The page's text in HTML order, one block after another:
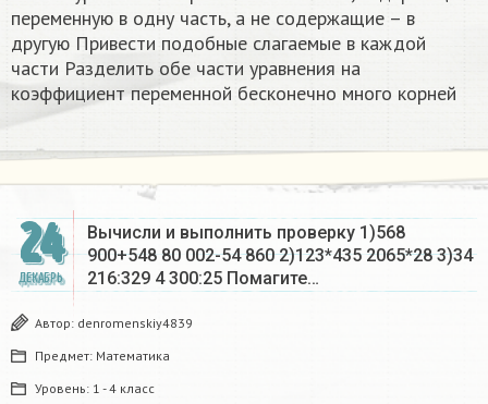
переменную в одну часть, а не содержащие – в
другую Привести подобные слагаемые в каждой
части Разделить обе части уравнения на
коэффициент переменной бесконечно много корней​
24
ДЕКАБРЬ
Вычисли и выполнить проверку 1)568
900+548 80 002-54 860 2)123*435 2065*28 3)34
216:329 4 300:25 Помагите…
Автор: denromenskiy4839
Предмет: Математика
Уровень: 1 - 4 класс